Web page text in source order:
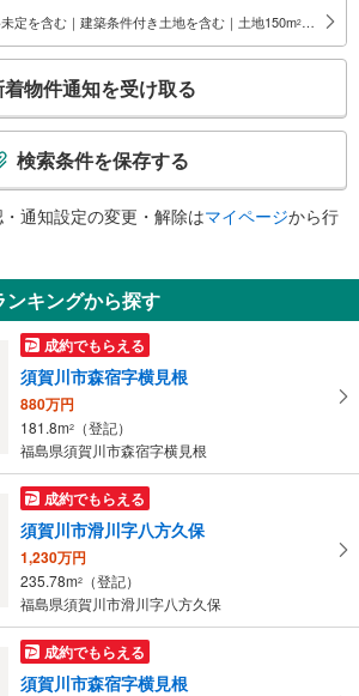
定を含む｜建築条件付き土地を含む｜土地150m2 以上
物件通知を受け取る
検索条件を保存する
通知設定の変更・解除はマイページから行
キングから探す
成約でもらえる
須賀川市森宿字横見根
880万円
181.8m2
（登記）
福島県須賀川市森宿字横見根
成約でもらえる
須賀川市滑川字八方久保
1,230万円
235.78m2
（登記）
福島県須賀川市滑川字八方久保
成約でもらえる
須賀川市森宿字横見根